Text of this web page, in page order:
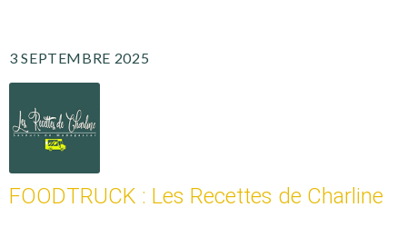
3 SEPTEMBRE 2025
FOODTRUCK : Les Recettes de Charline